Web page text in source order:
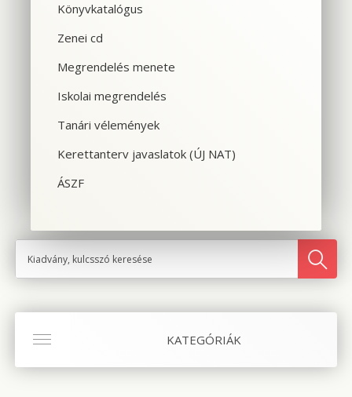
SPANYOL TANFOLYAM OLASZOSOKNAK
CILS NYELVVIZSGA
SZINTFELMÉRÉS
KATEGÓRIÁK
Könyvkatalógus
Zenei cd
Megrendelés menete
Iskolai megrendelés
Tanári vélemények
Kerettanterv javaslatok (ÚJ NAT)
ÁSZF